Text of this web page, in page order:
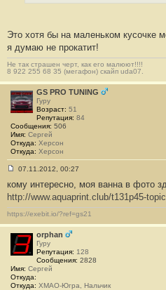
Это хотя бы на маленьком кусочке
я думаю не прокатит!
Не так страшен черт, как его малюют!!!!
8 922 255 68 35 (мегафон) скайп uda07.
GS PRO TUNING
Гуру
Возраст: 51
Репутация: 84
Сообщения: 506
Имя: Сергей
Откуда: Херсон
Откуда: Херсон
о
о
б
щ
е
н
и
е
#
2
9
07.11.2012, 00:27
кому интересно, моя ванна в фото
http://www.aquaprint.club/t131p45-
https://exebit.io/?ref=gs21
orphan
Гуру
Репутация: 128
Сообщения: 2828
Имя: Сергей
Откуда:
Откуда: ХМАО-Югра, Нальчик